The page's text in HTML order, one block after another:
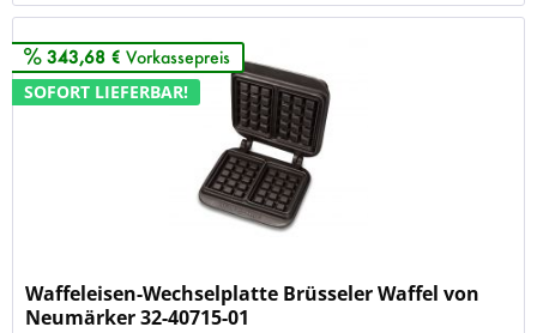
343,68 € Vorkassepreis
SOFORT LIEFERBAR!
Waffeleisen-Wechselplatte Brüsseler Waffel von
Neumärker 32-40715-01